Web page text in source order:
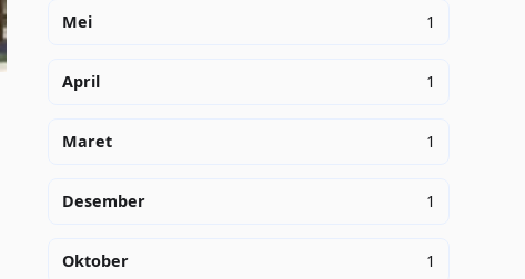
Mei 1
April 1
Maret 1
Desember 1
Oktober 1